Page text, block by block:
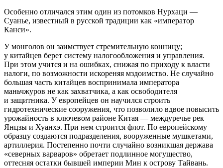
Особенно отличался этим один из потомков Нурхаци —
Суанье, известный в русской традиции как «император
Канси».
У монголов он заимствует стремительную конницу;
у китайцев берет систему налогообложения и управления.
При этом учится и на ошибках, снижая по приходу к власти
налоги, по возможности искореняя мздоимство. Не случайно
большая часть китайцев воспринимала императора
маньчжуров не как захватчика, а как освободителя
и защитника. У европейцев он научился строить
гидротехнические сооружения, что позволило вдвое повысить
урожайность в ключевом районе Китая — междуречье рек
Янцзы и Хуанхэ. При нем строится флот. По европейскому
образцу создаются подразделения, вооруженные мушкетами,
артиллерия. Постепенно почти случайно возникшая держава
«северных варваров» обретает подлинное могущество,
оттесняя остатки бывшей империи Мин к острову Тайвань.